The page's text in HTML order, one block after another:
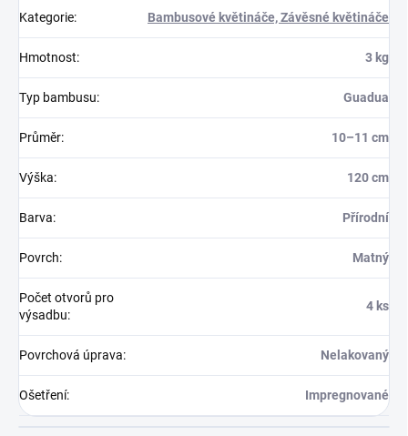
Kategorie: Bambusové květináče, Závěsné květináče
Hmotnost: 3 kg
Typ bambusu: Guadua
Průměr: 10–11 cm
Výška: 120 cm
Barva: Přírodní
Povrch: Matný
Počet otvorů pro
výsadbu:
4 ks
Povrchová úprava: Nelakovaný
Ošetření: Impregnované